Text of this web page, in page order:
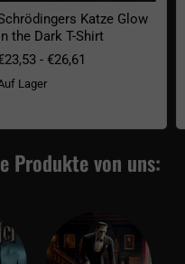
Katze Glow
the Dark T-Shirt
- €26,61
Auf Lager
Produkte von uns: